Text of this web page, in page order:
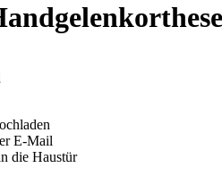
E-Mail
die Haustür